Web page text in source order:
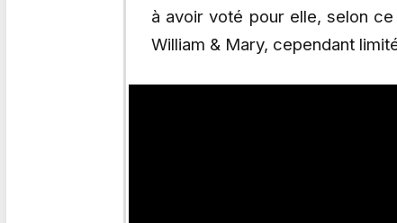
à avoir voté pour elle, selon
William & Mary, cependant